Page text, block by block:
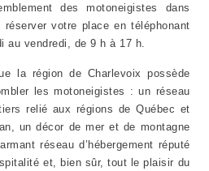
des motoneigistes dans
votre place en téléphonant
au vendredi, de 9 h à 17 h.
la région de Charlevoix possède
les motoneigistes : un réseau
relié aux régions de Québec et
un décor de mer et de montagne
réseau d’hébergement réputé
et, bien sûr, tout le plaisir du